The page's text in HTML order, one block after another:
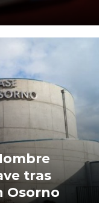
tras
Osorno